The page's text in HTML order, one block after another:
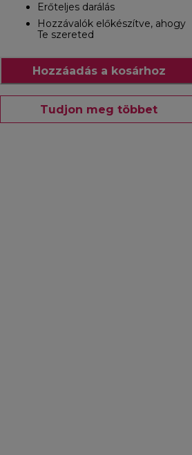
Erőteljes darálás
Hozzávalók előkészítve, ahogy
Te szereted
Hozzáadás a kosárhoz
Tudjon meg többet